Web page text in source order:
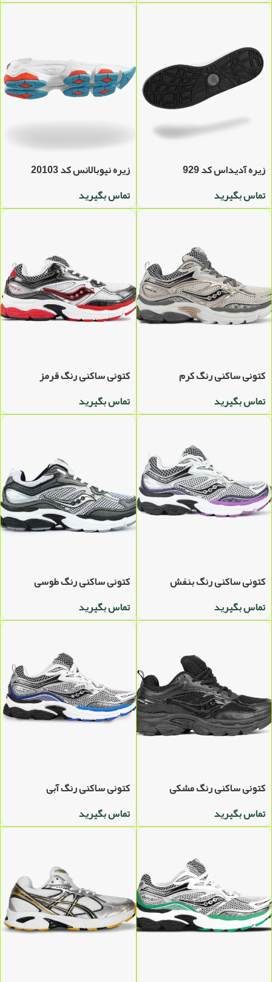
زیره آدیداس کد 929
تماس بگیرید
زیره نیوبالانس کد 20103
تماس بگیرید
کتونی ساکنی رنگ کرم
تماس بگیرید
کتونی ساکنی رنگ قرمز
تماس بگیرید
کتونی ساکنی رنگ بنفش
تماس بگیرید
کتونی ساکنی رنگ طوسی
تماس بگیرید
کتونی ساکنی رنگ مشکی
تماس بگیرید
کتونی ساکنی رنگ آبی
تماس بگیرید